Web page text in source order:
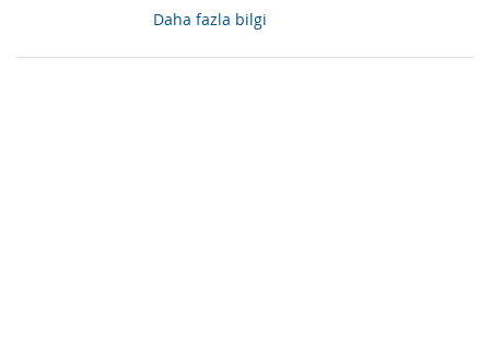
Daha fazla bilgi